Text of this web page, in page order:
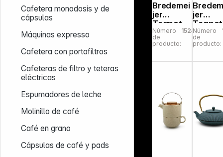
Cafetera monodosis y de
cápsulas
Máquinas expresso
Cafetera con portafiltros
Cafeteras de filtro y teteras
eléctricas
Espumadores de leche
Molinillo de café
Café en grano
Cápsulas de café y pads
Bredemei
jer
Teapot
Emma 1,3l
Glass
incl. Tea
Filter
Número
de
producto:
152443
jer
Teapot
Skagen
1,2l
re
Número
de
producto: